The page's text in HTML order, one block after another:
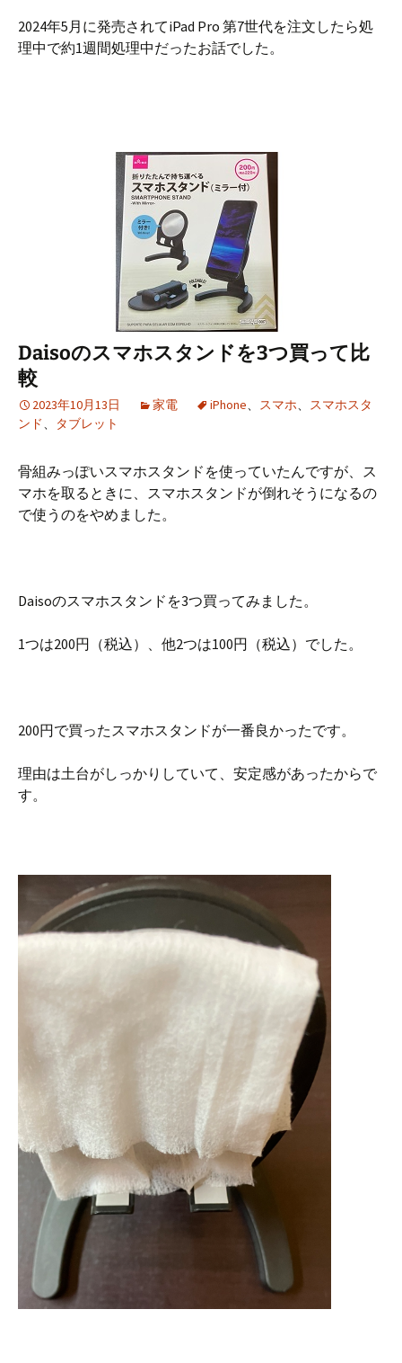
2024年5月に発売されてiPad Pro 第7世代を注文したら処
理中で約1週間処理中だったお話でした。
Daisoのスマホスタンドを3つ買って比
較
2023年10月13日 家電 iPhone、 スマホ、 スマホスタ
ンド、 タブレット
骨組みっぽいスマホスタンドを使っていたんですが、ス
マホを取るときに、スマホスタンドが倒れそうになるの
で使うのをやめました。
Daisoのスマホスタンドを3つ買ってみました。
1つは200円（税込）、他2つは100円（税込）でした。
200円で買ったスマホスタンドが一番良かったです。
理由は土台がしっかりしていて、安定感があったからで
す。